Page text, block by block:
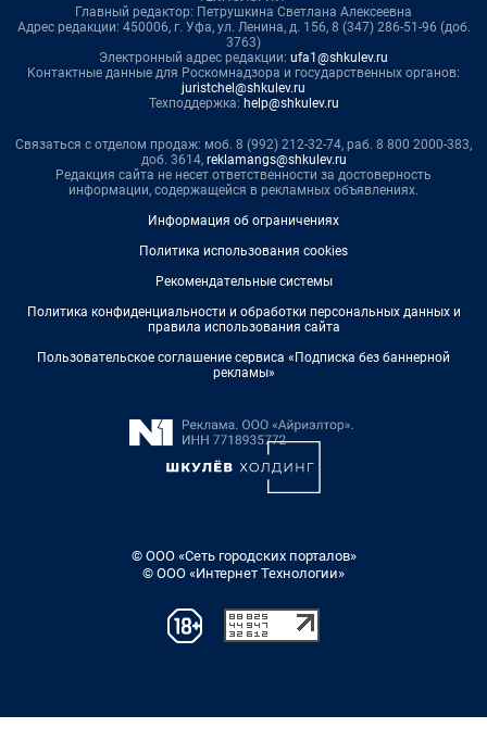
Главный редактор: Петрушкина Светлана Алексеевна
Адрес редакции: 450006, г. Уфа, ул. Ленина, д. 156, 8 (347) 286-51-96 (доб.
3763)
Электронный адрес редакции: ufa1@shkulev.ru
Контактные данные для Роскомнадзора и государственных органов:
juristchel@shkulev.ru
Техподдержка: help@shkulev.ru
Связаться с отделом продаж: моб. 8 (992) 212-32-74, раб. 8 800 2000-383,
доб. 3614, reklamangs@shkulev.ru
Редакция сайта не несет ответственности за достоверность
информации, содержащейся в рекламных объявлениях.
Информация об ограничениях
Политика использования cookies
Рекомендательные системы
Политика конфиденциальности и обработки персональных данных и
правила использования сайта
Пользовательское соглашение сервиса «Подписка без баннерной
рекламы»
© ООО «Сеть городских порталов»
© ООО «Интернет Технологии»